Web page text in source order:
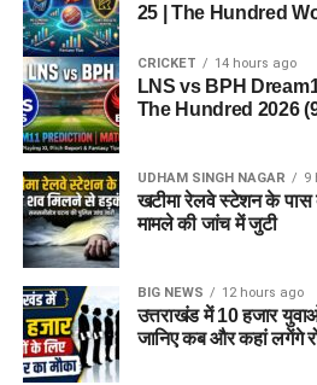
25 | The Hundred
CRICKET 14 hours ago
LNS vs BPH
The Hundred 2026
UDHAM SINGH NAGAR 9
खटीमा रेलवे स्टेशन के
मामले की जांच में जुटी
BIG NEWS 12 hours ago
उत्तराखंड में 10 हजार
जानिए कब और कहां लगेंगे